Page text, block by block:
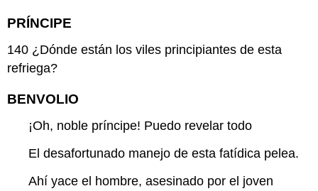
PRÍNCIPE
140 ¿Dónde están los viles principiantes de esta
refriega?
BENVOLIO
¡Oh, noble príncipe! Puedo revelar todo
El desafortunado manejo de esta fatídica pelea.
Ahí yace el hombre, asesinado por el joven